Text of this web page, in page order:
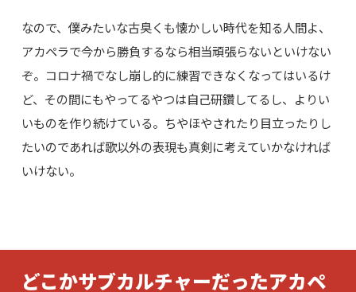
なので、僕みたいな古臭くも懐かしい時代を知る人間よ、
アカペラで今から勝負するなら相当頑張らないといけない
ぞ。コロナ禍でなし崩し的に練習できなくなってはいるけ
ど、その間にもやってるやつは自己研鑽してるし、よりい
いものを作り続けている。ちやほやされたり目立ったりし
たいのであれば歌以外の表現も真剣に考えていかなければ
いけない。
どこかサブカルチャーだったアカペ